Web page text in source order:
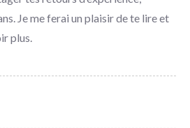
Je me ferai un plaisir de te lire et
plus.